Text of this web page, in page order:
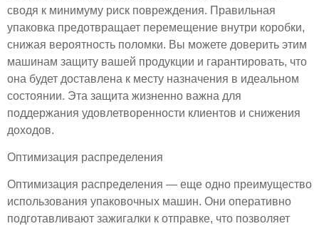
сводя к минимуму риск повреждения. Правильная
упаковка предотвращает перемещение внутри коробки,
снижая вероятность поломки. Вы можете доверить этим
машинам защиту вашей продукции и гарантировать, что
она будет доставлена ​​к месту назначения в идеальном
состоянии. Эта защита жизненно важна для
поддержания удовлетворенности клиентов и снижения
доходов.
Оптимизация распределения
Оптимизация распределения — еще одно преимущество
использования упаковочных машин. Они оперативно
подготавливают зажигалки к отправке, что позволяет